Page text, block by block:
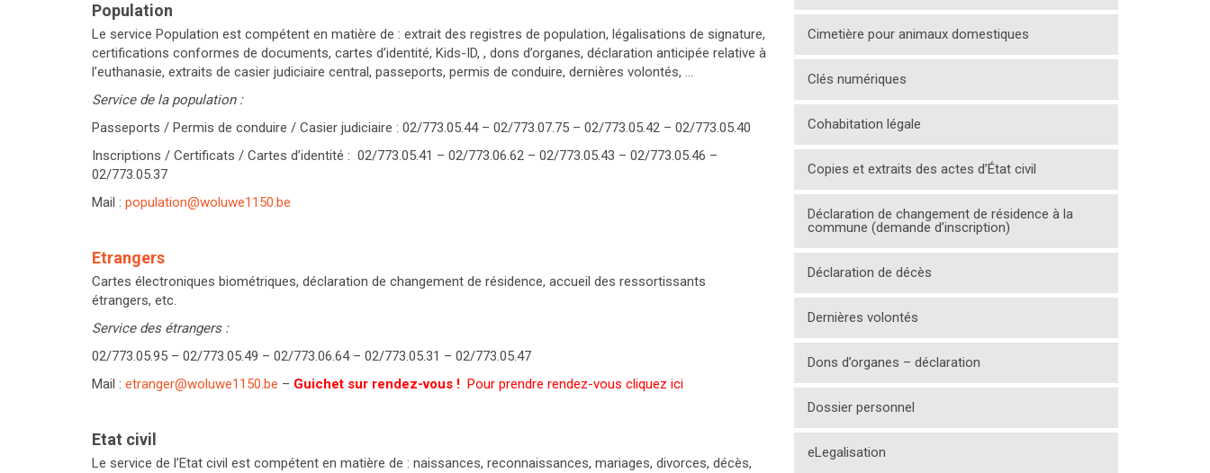
Population
Le service Population est compétent en matière de : extrait des registres de population, légalisations de signature,
certifications conformes de documents, cartes d’identité, Kids-ID, , dons d’organes, déclaration anticipée relative à
l’euthanasie, extraits de casier judiciaire central, passeports, permis de conduire, dernières volontés, …
Service de la population :
Passeports / Permis de conduire / Casier judiciaire : 02/773.05.44 – 02/773.07.75 – 02/773.05.42 – 02/773.05.40
Inscriptions / Certificats / Cartes d’identité : 02/773.05.41 – 02/773.06.62 – 02/773.05.43 – 02/773.05.46 –
02/773.05.37
Mail : population@woluwe1150.be
Etrangers
Cartes électroniques biométriques, déclaration de changement de résidence, accueil des ressortissants
étrangers, etc.
Service des étrangers :
02/773.05.95 – 02/773.05.49 – 02/773.06.64 – 02/773.05.31 – 02/773.05.47
Mail : etranger@woluwe1150.be – Guichet sur rendez-vous ! Pour prendre rendez-vous cliquez ici
Etat civil
Le service de l’Etat civil est compétent en matière de : naissances, reconnaissances, mariages, divorces, décès,
Cimetière pour animaux domestiques
Clés numériques
Cohabitation légale
Copies et extraits des actes d’État civil
Déclaration de changement de résidence à la
commune (demande d’inscription)
Déclaration de décès
Dernières volontés
Dons d’organes – déclaration
Dossier personnel
eLegalisation